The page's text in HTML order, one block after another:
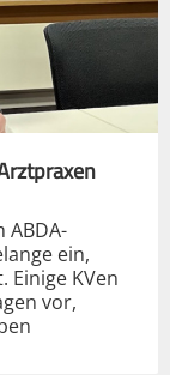
ABDA-
ein,
Einige KVen
vor,